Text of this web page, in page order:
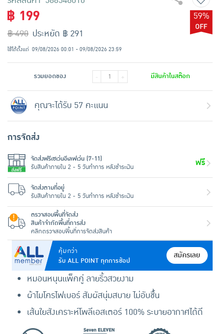
คุ้มกว่า
รับ ALL POINT ทุกการช้อป
สมัครเลย
หมอนหนุนแพ็คคู่ ลายริ้วสวยงาม
ผ้าไมโครไฟเบอร์ สัมผัสนุ่มสบาย ไม่อับชื้น
เส้นใยสังเคราะห์โพลีเอสเตอร์ 100% ระบายอากาศได้ดี
฿ 199
฿ 490
59%
ประหยัด ฿ 291
ใช้ได้ตั้งแต่ 09/08/2026 00:01 - 09/08/2026 23:59
รวมยอดของ - + มีสินค้าในสต๊อก
คุณจะได้รับ 57 คะแนน
การจัดส่ง
จัดส่งฟรีเซเว่นอีเลฟเว่น (7-11)
รับสินค้าภายใน 2 - 5 วันทำการ หลังชำระเงิน
ฟรี
จัดส่งตามที่อยู่
รับสินค้าภายใน 2 - 5 วันทำการ หลังชำระเงิน
ตรวจสอบพื้นที่จัดส่ง
สินค้าจำกัดพื้นที่การส่ง
คลิกตรวจสอบพื้นที่การจัดส่งสินค้า